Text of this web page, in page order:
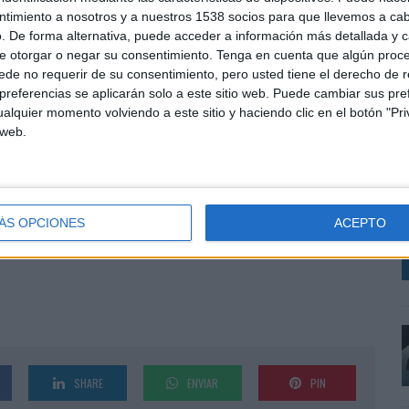
a nosotros y a nuestros 1538 socios para que llevemos a
De forma alternativa, puede acceder a información más detallada y
otorgar o negar su consentimiento. Tenga en cuenta que algún
no requerir de su consentimiento, pero usted tiene el derecho de
se aplicarán solo a este sitio web. Puede cambiar sus
momento volviendo a este sitio y haciendo clic en el botón
OPCIONES ACEPTO
de insights orientados a facilitar la toma de
el área de medición ante una demanda creciente
en entornos cada vez más fragmentados y
más valoramos en Measurement: criterio
ambos lados de la mesa -anunciante e
de trabajar y con el momento de crecimiento
afirma Rosario Borrego, head of
SHARE ENVIAR PIN